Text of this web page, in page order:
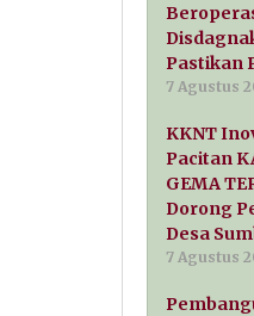
Pastikan
7 Agustus
KKNT
Pacitan
GEMA
Dorong
Desa
7 Agustus